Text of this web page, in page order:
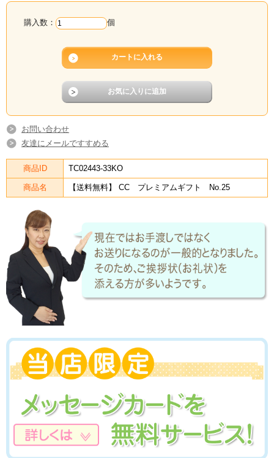
購入数： 個
お問い合わせ
友達にメールですすめる
商品ID TC02443-33KO
商品名 【送料無料】 CC プレミアムギフト No.25